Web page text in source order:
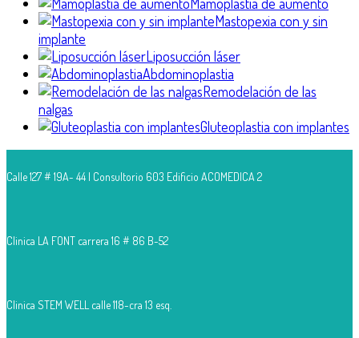
Mastopexia con y sin
implante
Liposucción láser
Abdominoplastia
Remodelación de las
nalgas
Gluteoplastia con implantes
Calle 127 # 19A- 44 | Consultorio 603 Edificio ACOMEDICA 2
Clinica LA FONT carrera 16 # 86 B-52
Clinica STEM WELL calle 118-cra 13 esq.